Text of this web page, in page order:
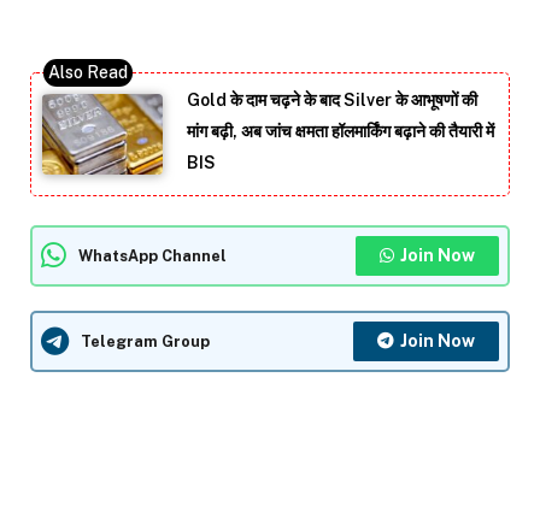
Gold के दाम चढ़ने के बाद Silver के आभूषणों की
मांग बढ़ी, अब जांच क्षमता हॉलमार्किंग बढ़ाने की तैयारी में
BIS
WhatsApp Channel Join Now
Telegram Group Join Now